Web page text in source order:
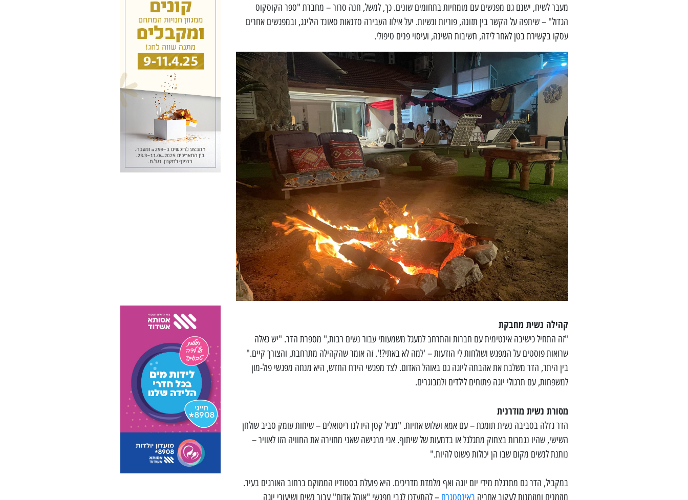
מעבר לשיח, ישנם גם מפגשים עם מומחיות בתחומים שונים. כך, למשל, חנה סרור – מחברת "ספר הקוסקוס
הגדול" – שיתפה על הקשר בין תזונה, פוריות ונשיות. יעל אילוז העבירה סדנאות סאונד הילינג, ובמפגשים אחרים
עסקו בקשירת בטן לאחר לידה, חשיבות השינה, ועיסוי פנים טיפולי.
קהילה נשית מחבקת
"זה התחיל כישיבה אינטימית עם חברות והתרחב למעגל משמעותי עבור נשים רבות," מספרת הדר. "יש כאלה
שרואות פוסטים על המפגש ושולחות לי הודעות – 'למה לא באתי?!'. זה אומר שהקהילה מתרחבת, והצורך קיים."
בין היתר, הדר משלבת את אהבתה ליוגה גם באוהל האדום. לצד מפגשי הירח החדש, היא מנחה מפגשי פול-מון
למשפחות, עם תרגולי יוגה פתוחים לילדים ולמבוגרים.
מסורת נשית מודרנית
הדר גדלה בסביבה נשית תומכת – עם אמא ושלוש אחיות. "מגיל קטן היו לנו ריטואלים – שיחות עומק סביב שולחן
השישי, שהיו נגמרות בצחוק מתגלגל או בדמעות של שיתוף. אני מרגישה שאני מחזירה את החוויה הזו לאוויר –
נותנת לנשים מקום שבו הן יכולות פשוט להיות."
במקביל, הדר גם מתרגלת מידי יום יוגה ואף מלמדת מדריכים. היא פועלת בסטודיו הממוקם ברחוב האורגים בעיר.
מוזמנים ומוזמנות לעקוב אחריה באינסטגרם – להתעדכן לגבי מפגשי "אוהל אדום" עבור נשים ושיעורי יוגה